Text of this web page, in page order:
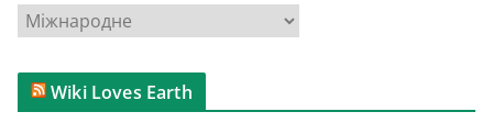
а
т
Wiki Loves Earth